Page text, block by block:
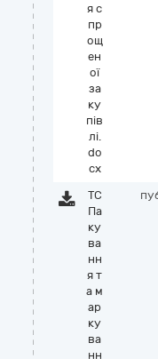
я с
пр
ощ
ен
ої
за
ку
пів
лі.
do
cx
ТС
Па
ку
ва
нн
я т
а м
ар
ку
ва
нн